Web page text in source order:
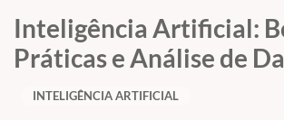
Inteligência Artificial:
Práticas e Análise de
INTELIGÊNCIA ARTIFICIAL